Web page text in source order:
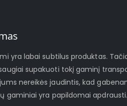
yra labai subtilus produktas.
supakuoti tokį gaminį
nereikės jaudintis, kad
gaminiai yra papildomai apdrausti.